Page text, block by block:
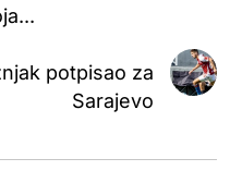
potpisao za
Sarajevo